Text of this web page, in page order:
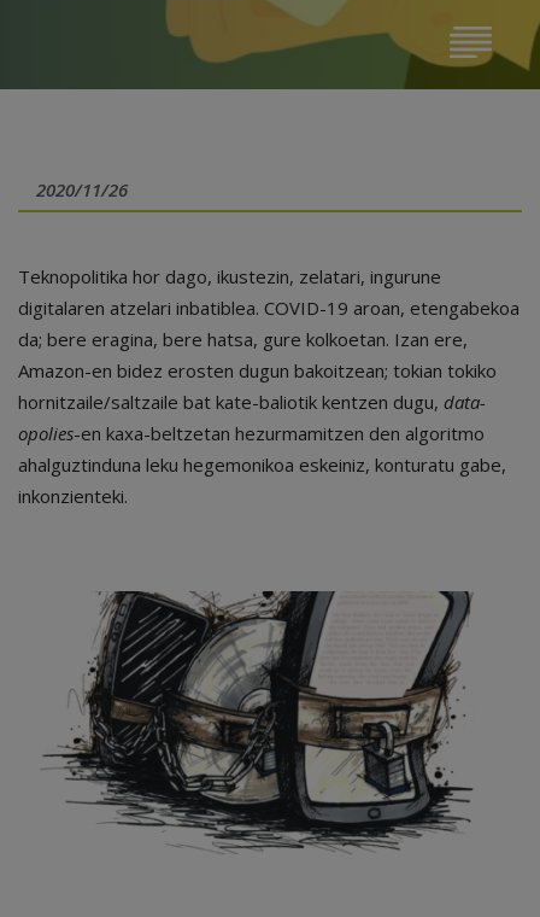
2020/11/26
Teknopolitika hor dago, ikustezin, zelatari, ingurune
digitalaren atzelari inbatiblea. COVID-19 aroan, etengabekoa
da; bere eragina, bere hatsa, gure kolkoetan. Izan ere,
Amazon-en bidez erosten dugun bakoitzean; tokian tokiko
hornitzaile/saltzaile bat kate-baliotik kentzen dugu, data-
opolies-en kaxa-beltzetan hezurmamitzen den algoritmo
ahalguztinduna leku hegemonikoa eskeiniz, konturatu gabe,
inkonzienteki.